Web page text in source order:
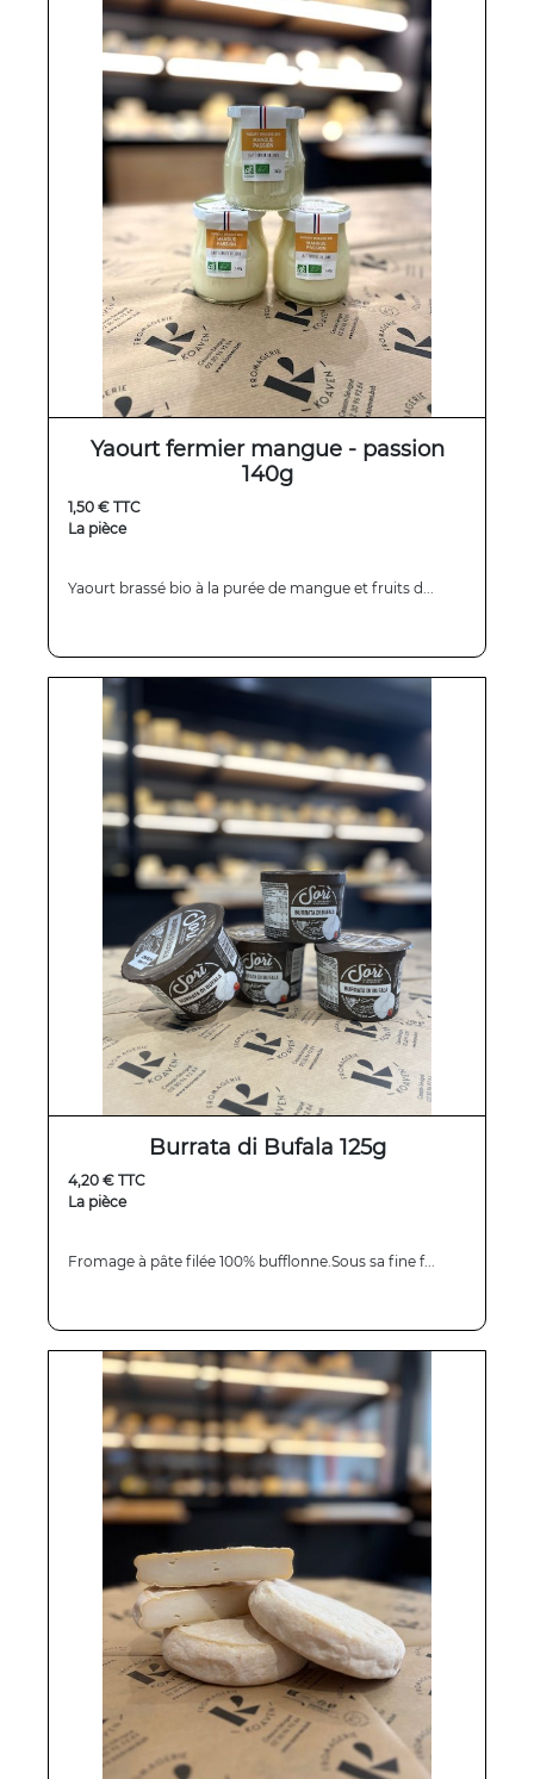
Yaourt fermier mangue - passion
140g
1,50 € TTC
La pièce
Yaourt brassé bio à la purée de mangue et fruits d...
Burrata di Bufala 125g
4,20 € TTC
La pièce
Fromage à pâte filée 100% bufflonne.Sous sa fine f...